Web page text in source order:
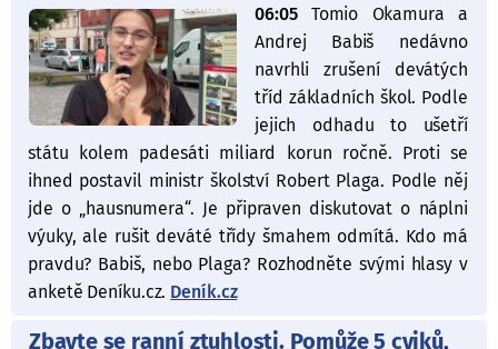
06:05Tomio Okamura a
Andrej Babiš nedávno
navrhli zrušení devátých
tříd základních škol. Podle
jejich odhadu to ušetří
státu kolem padesáti miliard korun ročně. Proti se
ihned postavil ministr školství Robert Plaga. Podle něj
jde o „hausnumera“. Je připraven diskutovat o náplni
výuky, ale rušit deváté třídy šmahem odmítá. Kdo má
pravdu? Babiš, nebo Plaga? Rozhodněte svými hlasy v
anketě Deníku.cz.Deník.cz